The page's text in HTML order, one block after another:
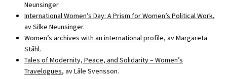
Neunsinger.
International Women’s Day: A Prism for Women’s Political Work,
av Silke Neunsinger.
Women’s archives with an international profile, av Margareta
Ståhl.
Tales of Modernity, Peace, and Solidarity – Women’s
Travelogues, av Lâle Svensson.